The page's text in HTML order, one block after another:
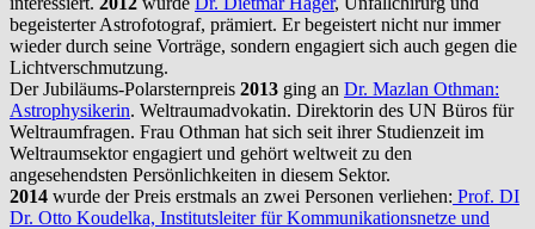
begeisterter Astrofotograf, prämiert. Er begeistert nicht nur immer
wieder durch seine Vorträge, sondern engagiert sich auch gegen die
Lichtverschmutzung.
Der Jubiläums-Polarsternpreis 2013 ging an Dr. Mazlan Othman:
Astrophysikerin. Weltraumadvokatin. Direktorin des UN Büros für
Weltraumfragen. Frau Othman hat sich seit ihrer Studienzeit im
Weltraumsektor engagiert und gehört weltweit zu den
angesehendsten Persönlichkeiten in diesem Sektor.
2014 wurde der Preis erstmals an zwei Personen verliehen: Prof. DI
Dr. Otto Koudelka, Institutsleiter für Kommunikationsnetze und